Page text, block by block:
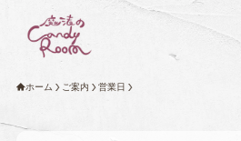
ホーム ご案内 営業日